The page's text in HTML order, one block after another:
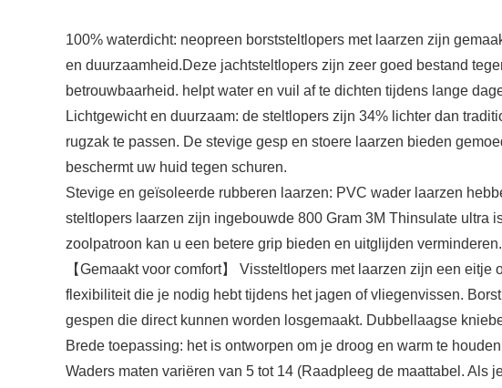
100% waterdicht: neopreen borststeltlopers met laarzen zijn
en duurzaamheid.Deze jachtsteltlopers zijn zeer goed bestand
betrouwbaarheid. helpt water en vuil af te dichten tijdens lange
Lichtgewicht en duurzaam: de steltlopers zijn 34% lichter dan
rugzak te passen. De stevige gesp en stoere laarzen bieden
beschermt uw huid tegen schuren.
Stevige en geïsoleerde rubberen laarzen: PVC wader laarzen
steltlopers laarzen zijn ingebouwde 800 Gram 3M Thinsulate ultra
zoolpatroon kan u een betere grip bieden en uitglijden verminderen.
【Gemaakt voor comfort】 Vissteltlopers met laarzen zijn een
flexibiliteit die je nodig hebt tijdens het jagen of vliegenvissen.
gespen die direct kunnen worden losgemaakt. Dubbellaagse
Brede toepassing: het is ontworpen om je droog en warm te
Waders maten variëren van 5 tot 14 (Raadpleeg de maattabel.